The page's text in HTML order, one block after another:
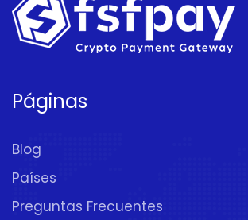
Páginas
Blog
Países
Preguntas Frecuentes